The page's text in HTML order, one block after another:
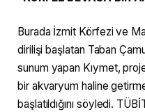
Burada İzmit Körfezi ve
dirilişi başlatan Taban
sunum yapan Kıymet,
bir akvaryum haline
başlatıldığını söyledi.